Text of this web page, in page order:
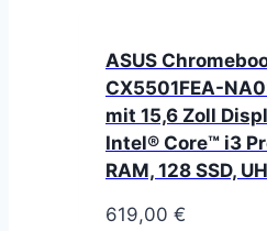
ASUS
CX5501FEA-
mit 15,6 Zoll
Intel® Core™ i3
RAM, 128 SSD,
619,00 €